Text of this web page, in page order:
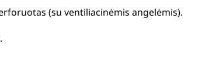
(su ventiliacinėmis angelėmis).